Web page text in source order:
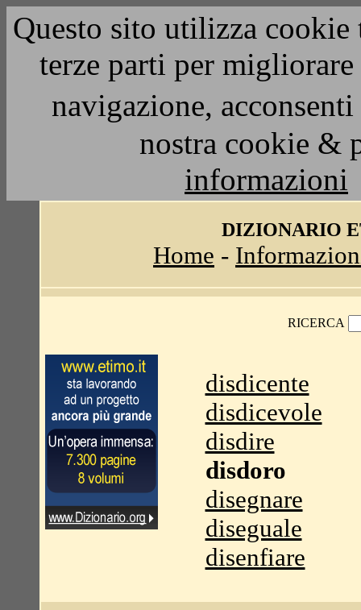
Questo sito utilizza
terze parti per
navigazione,
nostra cookie &
informazioni
DIZIONARIO
Home -
RICERCA
disdicente
disdicevole
disdire
disdoro
disegnare
diseguale
disenfiare